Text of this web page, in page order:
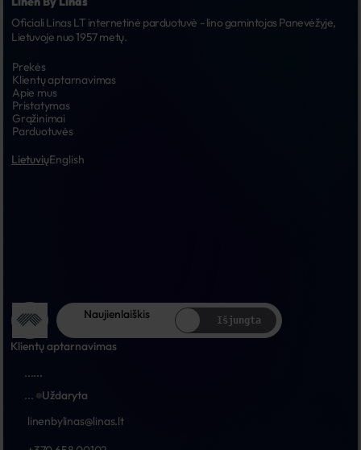
Oficiali Linas LT internetinė parduotuvė - lino gamintojas Panevėžyje,
Lietuvoje nuo 1957 metų.
Prekės
Klientų aptarnavimas
Apie mus
Pristatymas
Grąžinimai
Parduotuvės
LietuviųEnglish
Naujienlaiškis Išjungta
Klientų aptarnavimas
......
...
Uždaryta
linenbylinas@linas.lt